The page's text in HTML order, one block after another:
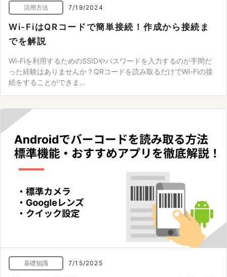
活用方法 7/19/2024
Wi-FiはQRコードで簡単接続！作成から接続ま
でを解説
Wi-Fiを利用するためのSSIDやパスワードを入力するのが手間だ
った経験はありませんか？QRコードを読み取るだけでWi-Fiの接
続をすることができま...
基礎知識 7/15/2025